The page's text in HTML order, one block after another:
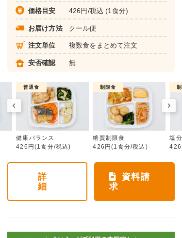
価格目安 426円/税込 (1食分)
お届け方法 クール便
注文単位 複数食をまとめて注文
安否確認 無
普通食
健康バランス
426円(1食分/税込)
制限食
糖質制限食
426円(1食分/税込)
塩
詳
細
資料請
求